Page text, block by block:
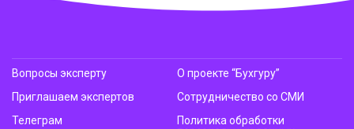
Вопросы эксперту
Приглашаем экспертов
Телеграм
О проекте “Бухгуру”
Сотрудничество со СМИ
Политика обработки